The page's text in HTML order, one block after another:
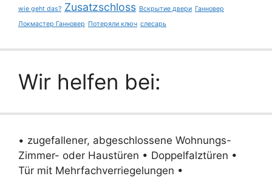
wie geht das? Zusatzschloss Вскрытие двери Ганновер
Локмастер Ганновер Потеряли ключ слесарь
Wir helfen bei:
• zugefallener, abgeschlossene Wohnungs-
Zimmer- oder Haustüren • Doppelfalztüren •
Tür mit Mehrfachverriegelungen •